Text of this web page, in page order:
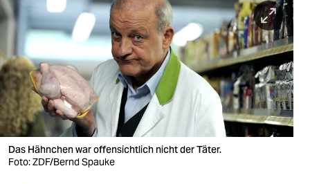
berlin
wahrheit
verlag
verlag
veranstaltungen
Das Hähnchen war offensichtlich nicht der Täter.
Foto: ZDF/Bernd Spauke